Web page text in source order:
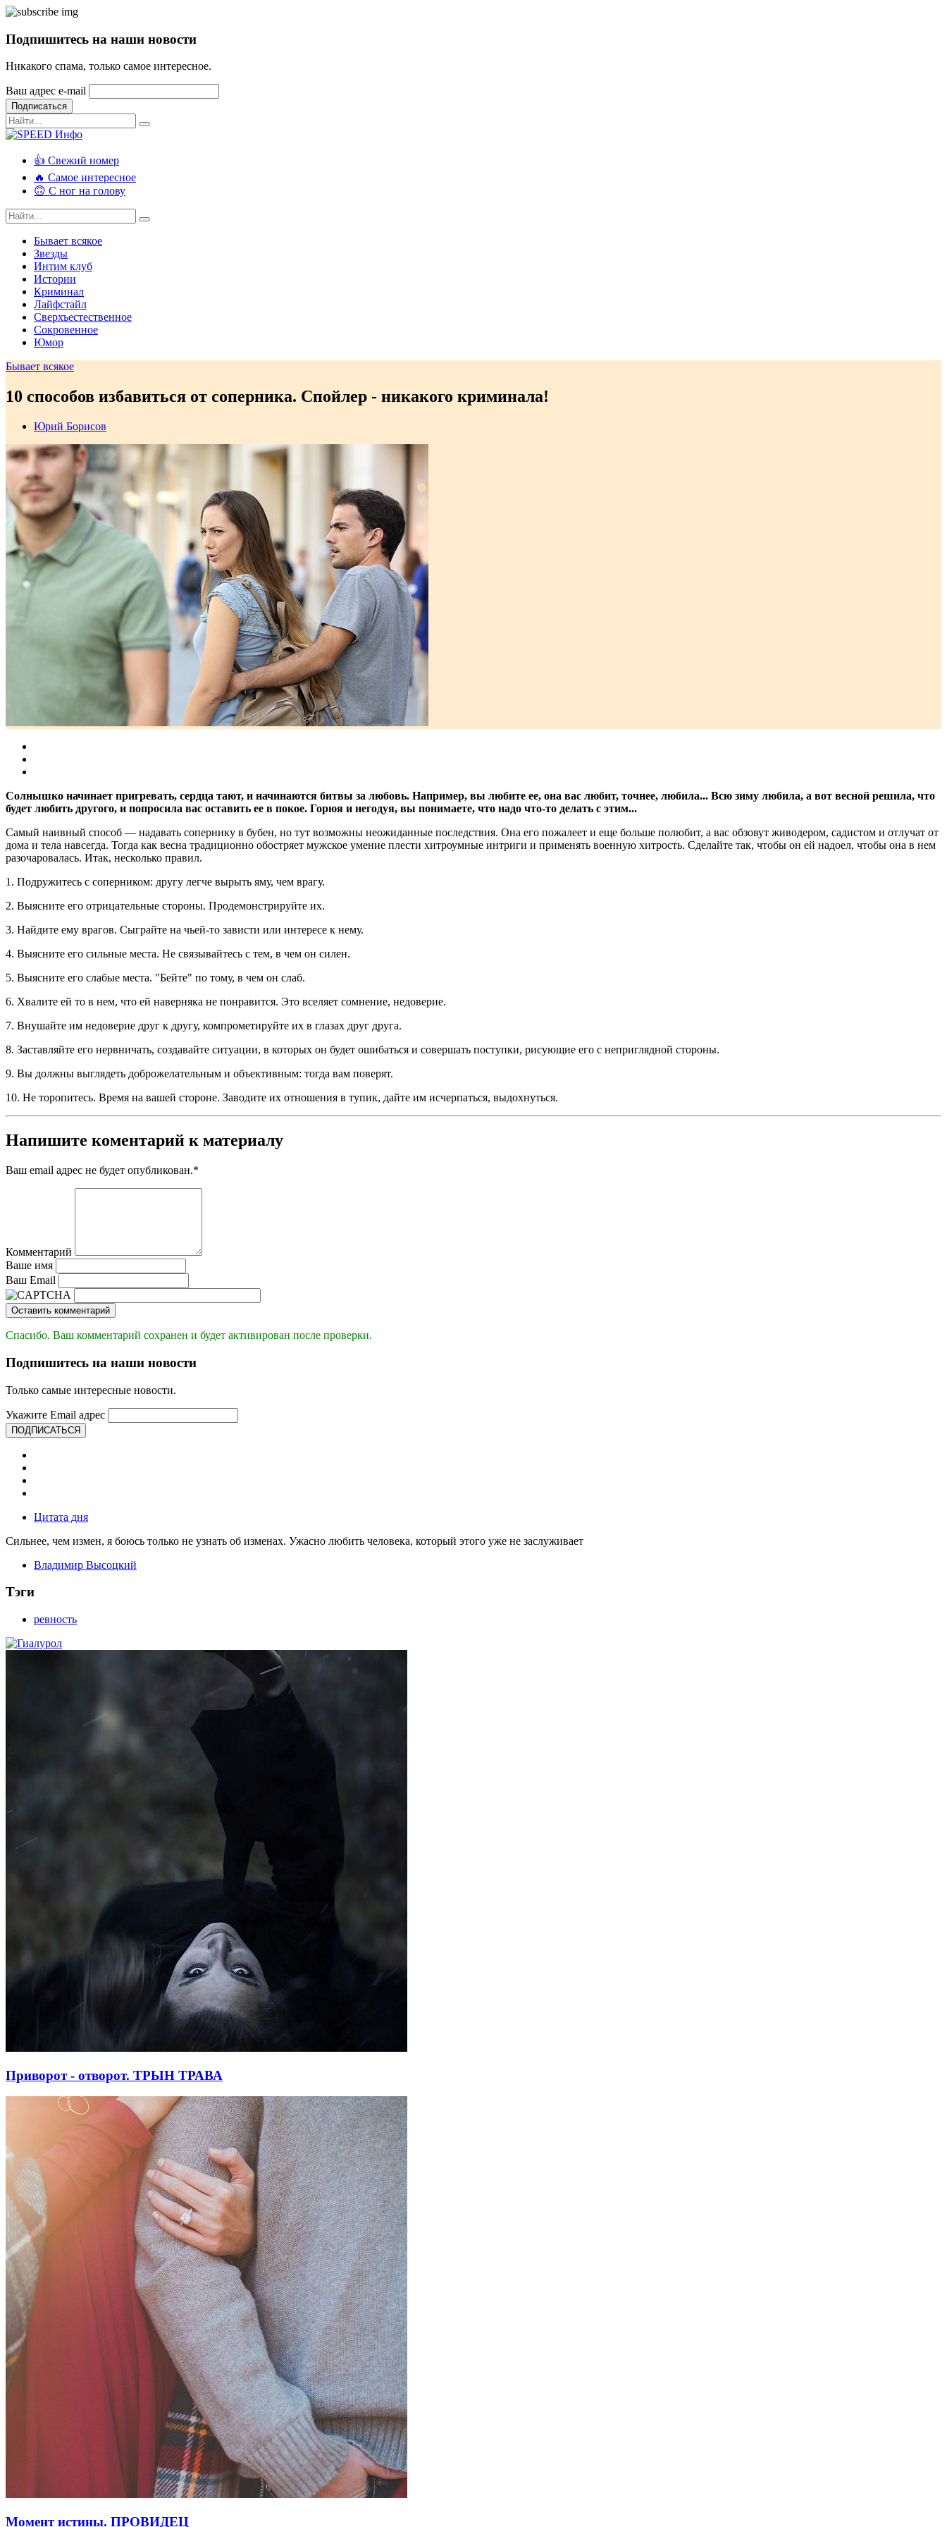
Подпишитесь на наши новости
Никакого спама, только самое интересное.
Ваш адрес e-mail
Подписаться
👍 Свежий номер
🔥 Самое интересное
🙃 С ног на голову
Бывает всякое
Звезды
Интим клуб
Истории
Криминал
Лайфстайл
Сверхъестественное
Сокровенное
Юмор
Бывает всякое
10 способов избавиться от соперника. Спойлер - никакого криминала!
Юрий Борисов
Солнышко начинает пригревать, сердца тают, и начинаются битвы за любовь. Например, вы любите ее, она вас любит, точнее, любила... Всю зиму любила, а вот весной решила, что
будет любить другого, и попросила вас оставить ее в покое. Горюя и негодуя, вы понимаете, что надо что-то делать с этим...
Самый наивный способ — надавать сопернику в бубен, но тут возможны неожиданные последствия. Она его пожалеет и еще больше полюбит, а вас обзовут живодером, садистом и отлучат от
дома и тела навсегда. Тогда как весна традиционно обостряет мужское умение плести хитроумные интриги и применять военную хитрость. Сделайте так, чтобы он ей надоел, чтобы она в нем
разочаровалась. Итак, несколько правил.
1. Подружитесь с соперником: другу легче вырыть яму, чем врагу.
2. Выясните его отрицательные стороны. Продемонстрируйте их.
3. Найдите ему врагов. Сыграйте на чьей-то зависти или интересе к нему.
4. Выясните его сильные места. Не связывайтесь с тем, в чем он силен.
5. Выясните его слабые места. "Бейте" по тому, в чем он слаб.
6. Хвалите ей то в нем, что ей наверняка не понравится. Это вселяет сомнение, недоверие.
7. Внушайте им недоверие друг к другу, компрометируйте их в глазах друг друга.
8. Заставляйте его нервничать, создавайте ситуации, в которых он будет ошибаться и совершать поступки, рисующие его с неприглядной стороны.
9. Вы должны выглядеть доброжелательным и объективным: тогда вам поверят.
10. Не торопитесь. Время на вашей стороне. Заводите их отношения в тупик, дайте им исчерпаться, выдохнуться.
Напишите коментарий к материалу
Ваш email адрес не будет опубликован.*
Комментарий
Ваше имя
Ваш Email
Оставить комментарий
Спасибо. Ваш комментарий сохранен и будет активирован после проверки.
Подпишитесь на наши новости
Только самые интересные новости.
Укажите Email адрес
ПОДПИСАТЬСЯ
Цитата дня
Сильнее, чем измен, я боюсь только не узнать об изменах. Ужасно любить человека, который этого уже не заслуживает
Владимир Высоцкий
Тэги
ревность
Приворот - отворот. ТРЫН ТРАВА
Момент истины. ПРОВИДЕЦ